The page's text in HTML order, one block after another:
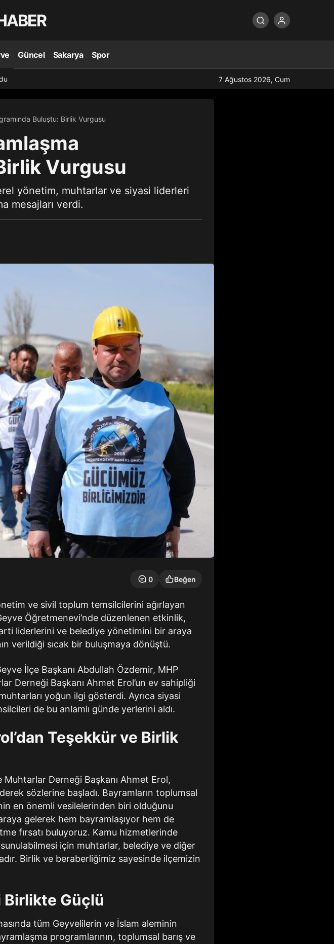
Güncel Sakarya Spor
7 Ağustos 2026, Cum
Buluştu: Birlik Vurgusu
Vurgusu
yönetim, muhtarlar ve siyasi liderleri
mesajları verdi.
0 Beğen
ve sivil toplum temsilcilerini ağırlayan
Öğretmenevi’nde düzenlenen etkinlik,
liderlerini ve belediye yönetimini bir araya
verildiği sıcak bir buluşmaya dönüştü.
İlçe Başkanı Abdullah Özdemir, MHP
Derneği Başkanı Ahmet Erol’un ev sahipliği
yoğun ilgi gösterdi. Ayrıca siyasi
de bu anlamlı günde yerlerini aldı.
Teşekkür ve Birlik
Muhtarlar Derneği Başkanı Ahmet Erol,
sözlerine başladı. Bayramların toplumsal
en önemli vesilelerinden biri olduğunu
gelerek hem bayramlaşıyor hem de
fırsatı buluyoruz. Kamu hizmetlerinde
sunulabilmesi için muhtarlar, belediye ve diğer
Birlik ve beraberliğimiz sayesinde ilçemizin
Birlikte Güçlü
tüm Geyvelilerin ve İslam aleminin
programlarının, toplumsal barış ve